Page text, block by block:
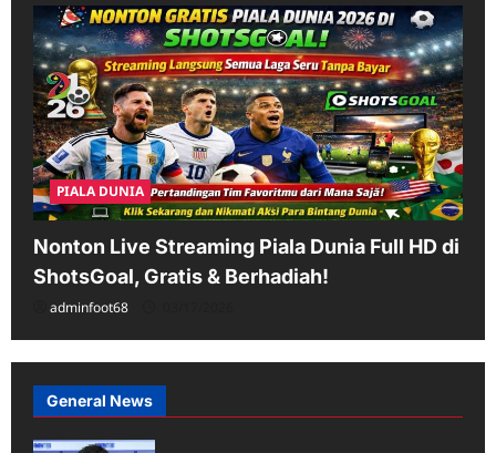
PIALA DUNIA
Nonton Live Streaming Piala Dunia Full HD di
ShotsGoal, Gratis & Berhadiah!
adminfoot68
General News